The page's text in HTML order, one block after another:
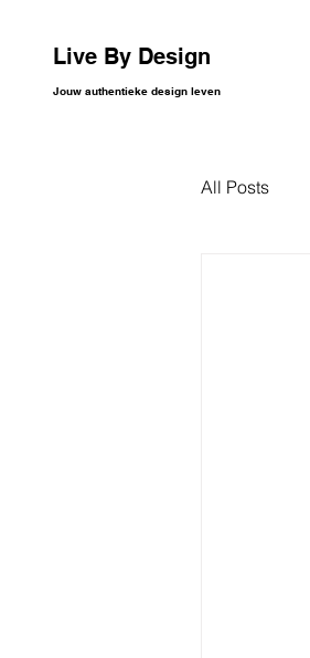
Live By Design
Jouw authentieke design leven
All Posts